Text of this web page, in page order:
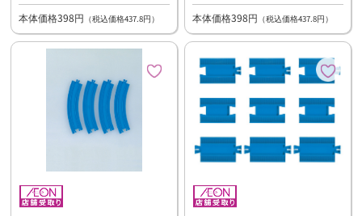
本体価格398円 （税込価格437.8円） 本体価格398円 （税込価格437.8円）